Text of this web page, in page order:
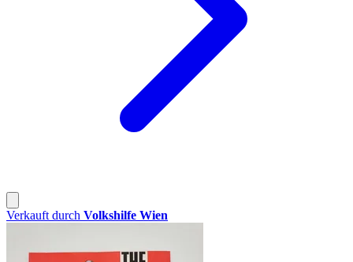
Verkauft durch Volkshilfe Wien